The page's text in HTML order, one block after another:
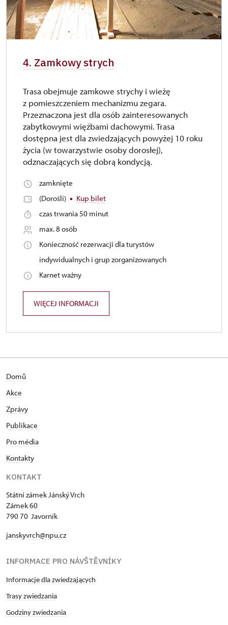
4. Zamkowy strych
Trasa obejmuje zamkowe strychy i wieżę
z pomieszczeniem mechanizmu zegara.
Przeznaczona jest dla osób zainteresowanych
zabytkowymi więźbami dachowymi. Trasa
dostępna jest dla zwiedzających powyżej 10 roku
życia (w towarzystwie osoby dorosłej),
odznaczających się dobrą kondycją.
zamknięte
(Dorośli)
Kup bilet
czas trwania 50 minut
max. 8 osób
Konieczność rezerwacji dla turystów
indywidualnych i grup zorganizowanych
Karnet ważny
WIĘCEJ INFORMACJI
Domů
Akce
Zprávy
Publikace
Pro média
Kontakty
KONTAKT
Státní zámek Jánský Vrch
Zámek 60
790 70 Javorník
janskyvrch@npu.cz
INFORMACE PRO NÁVŠTĚVNÍKY
Informacje dla zwiedzających
Trasy zwiedzania
Godziny zwiedzania